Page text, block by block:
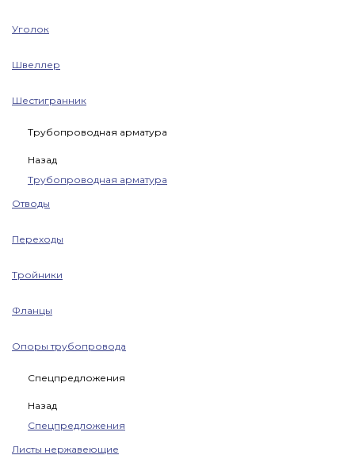
Уголок
Швеллер
Шестигранник
Трубопроводная арматура
Назад
Трубопроводная арматура
Отводы
Переходы
Тройники
Фланцы
Опоры трубопровода
Спецпредложения
Назад
Спецпредложения
Листы нержавеющие